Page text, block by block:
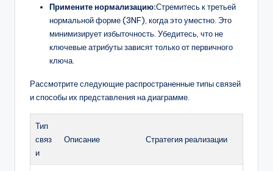
Примените нормализацию:Стремитесь к третьей
нормальной форме (3NF), когда это уместно. Это
минимизирует избыточность. Убедитесь, что не
ключевые атрибуты зависят только от первичного
ключа.
Рассмотрите следующие распространенные типы связей
и способы их представления на диаграмме.
Тип
связ
и
Описание Стратегия реализации